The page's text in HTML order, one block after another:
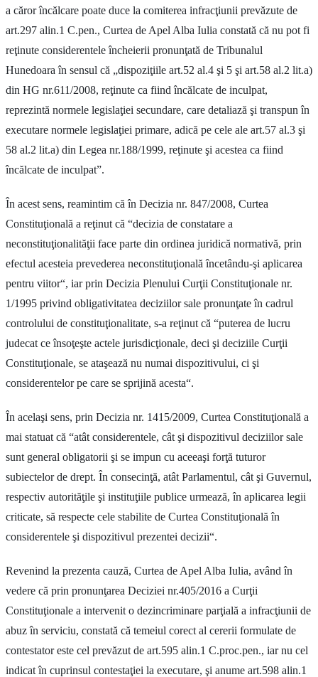
a căror încălcare poate duce la comiterea infracţiunii prevăzute de
art.297 alin.1 C.pen., Curtea de Apel Alba Iulia constată că nu pot fi
reţinute considerentele încheierii pronunţată de Tribunalul
Hunedoara în sensul că „dispoziţiile art.52 al.4 şi 5 şi art.58 al.2 lit.a)
din HG nr.611/2008, reţinute ca fiind încălcate de inculpat,
reprezintă normele legislaţiei secundare, care detaliază şi transpun în
executare normele legislaţiei primare, adică pe cele ale art.57 al.3 şi
58 al.2 lit.a) din Legea nr.188/1999, reţinute şi acestea ca fiind
încălcate de inculpat”.
În acest sens, reamintim că în Decizia nr. 847/2008, Curtea
Constituţională a reţinut că “decizia de constatare a
neconstituţionalităţii face parte din ordinea juridică normativă, prin
efectul acesteia prevederea neconstituţională încetându-şi aplicarea
pentru viitor“, iar prin Decizia Plenului Curţii Constituţionale nr.
1/1995 privind obligativitatea deciziilor sale pronunţate în cadrul
controlului de constituţionalitate, s-a reţinut că “puterea de lucru
judecat ce însoţeşte actele jurisdicţionale, deci şi deciziile Curţii
Constituţionale, se ataşează nu numai dispozitivului, ci şi
considerentelor pe care se sprijină acesta“.
În acelaşi sens, prin Decizia nr. 1415/2009, Curtea Constituţională a
mai statuat că “atât considerentele, cât şi dispozitivul deciziilor sale
sunt general obligatorii şi se impun cu aceeaşi forţă tuturor
subiectelor de drept. În consecinţă, atât Parlamentul, cât şi Guvernul,
respectiv autorităţile şi instituţiile publice urmează, în aplicarea legii
criticate, să respecte cele stabilite de Curtea Constituţională în
considerentele şi dispozitivul prezentei decizii“.
Revenind la prezenta cauză, Curtea de Apel Alba Iulia, având în
vedere că prin pronunţarea Deciziei nr.405/2016 a Curţii
Constituţionale a intervenit o dezincriminare parţială a infracţiunii de
abuz în serviciu, constată că temeiul corect al cererii formulate de
contestator este cel prevăzut de art.595 alin.1 C.proc.pen., iar nu cel
indicat în cuprinsul contestaţiei la executare, şi anume art.598 alin.1